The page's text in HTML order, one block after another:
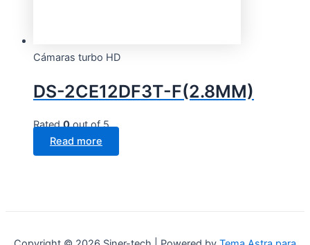
Cámaras turbo HD
DS-2CE12DF3T-F(2.8MM)
Rated0out of 5
Read more